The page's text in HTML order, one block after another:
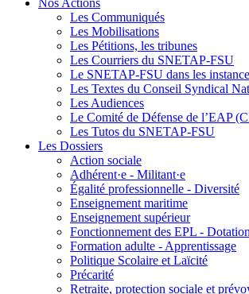
Les Communiqués
Les Mobilisations
Les Pétitions, les tribunes
Les Courriers du SNETAP-FSU
Le SNETAP-FSU dans les
Les Textes du Conseil Syndical
Les Audiences
Le Comité de Défense de l’EAP
Les Tutos du SNETAP-FSU
Les Dossiers
Action sociale
Adhérent·e - Militant·e
Égalité professionnelle - Diversité
Enseignement maritime
Enseignement supérieur
Fonctionnement des EPL -
Formation adulte - Apprentissage
Politique Scolaire et Laïcité
Précarité
Retraite, protection sociale et